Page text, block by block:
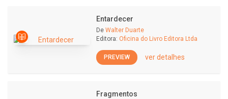
Entardecer
De Walter Duarte
Editora: Oficina do Livro Editora Ltda
PREVIEW ver detalhes
Fragmentos